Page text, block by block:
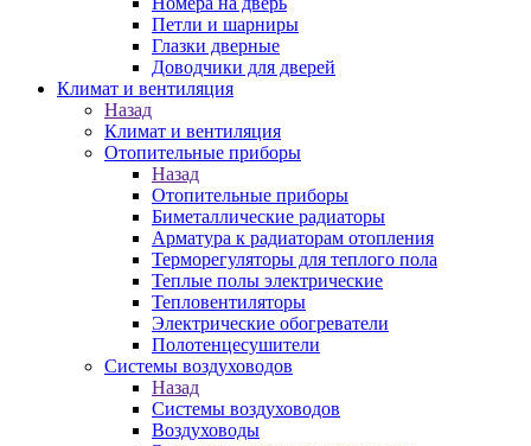
Петли и шарниры
Глазки дверные
Доводчики для дверей
Климат и вентиляция
Назад
Климат и вентиляция
Отопительные приборы
Назад
Отопительные приборы
Биметаллические радиаторы
Арматура к радиаторам отопления
Терморегуляторы для теплого пола
Теплые полы электрические
Тепловентиляторы
Электрические обогреватели
Полотенцесушители
Системы воздуховодов
Назад
Системы воздуховодов
Воздуховоды